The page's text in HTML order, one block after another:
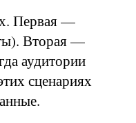
Первая —
Вторая —
аудитории
сценариях